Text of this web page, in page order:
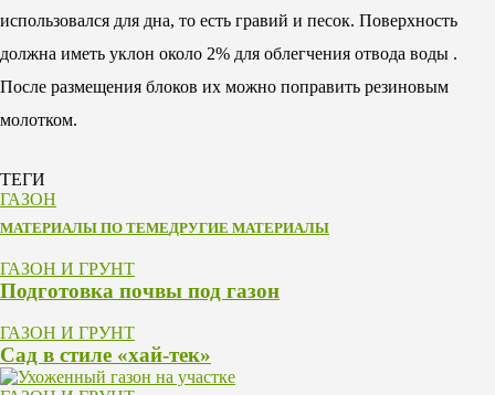
использовался для дна, то есть гравий и песок. Поверхность
должна иметь уклон около 2% для облегчения отвода воды .
После размещения блоков их можно поправить резиновым
молотком.
ТЕГИ
ГАЗОН
МАТЕРИАЛЫ ПО ТЕМЕДРУГИЕ МАТЕРИАЛЫ
ГАЗОН И ГРУНТ
Подготовка почвы под газон
ГАЗОН И ГРУНТ
Сад в стиле «хай-тек»